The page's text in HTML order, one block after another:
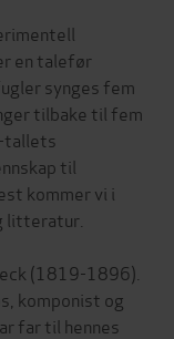
en talefør
synges fem
tilbake til fem
tallets
til
kommer vi i
litteratur.
(1819-1896).
komponist og
far til hennes